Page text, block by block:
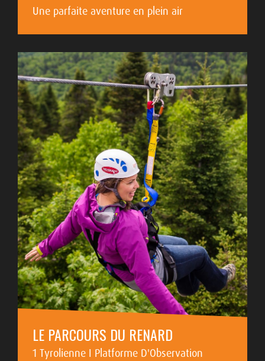
Une parfaite aventure en plein air
EN SAVOIR PLUS
LE PARCOURS DU RENARD
1 Tyrolienne I Platforme D'Observation